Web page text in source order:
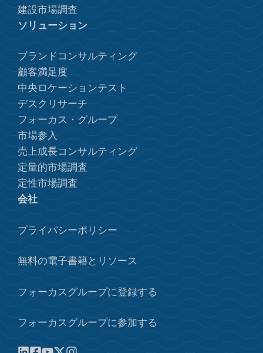
建設市場調査
ソリューション
ブランドコンサルティング
顧客満足度
中央ロケーションテスト
デスクリサーチ
フォーカス・グループ
市場参入
売上成長コンサルティング
定量的市場調査
定性市場調査
会社
プライバシーポリシー
無料の電子書籍とリソース
フォーカスグループに登録する
フォーカスグループに参加する